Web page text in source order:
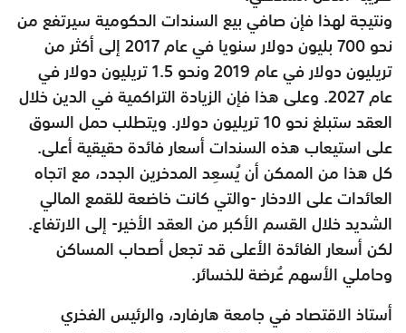
ونتيجة لهذا فإن صافي بيع السندات الحكومية سيرتفع من
نحو 700 بليون دولار سنويا في عام 2017 إلى أكثر من
تريليون دولار في عام 2019 ونحو 1.5 تريليون دولار في
عام 2027. وعلى هذا فإن الزيادة التراكمية في الدين خلال
العقد ستبلغ نحو 10 تريليون دولار. ويتطلب حمل السوق
على استيعاب هذه السندات أسعار فائدة حقيقية أعلى.
كل هذا من الممكن أن يُسعِد المدخرين الجدد، مع اتجاه
العائدات على الادخار -والتي كانت خاضعة للقمع المالي
الشديد خلال القسم الأكبر من العقد الأخير- إلى الارتفاع.
لكن أسعار الفائدة الأعلى قد تجعل أصحاب المساكن
وحاملي الأسهم عُرضة للخسائر.
أستاذ الاقتصاد في جامعة هارفارد، والرئيس الفخري